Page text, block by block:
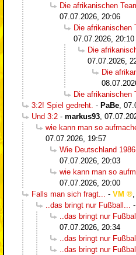
Die afrikanischen
07.07.2026, 20:06
Die afrikanischen
07.07.2026, 20:10
Die
07.07.2026,
Die
Die afrikanischen
3:2! Spiel gedreht. - PaBe
Und 3:2 - markus93
wie kann man so
07.07.2026, 19:57
Wie Deutschland
07.07.2026, 20:03
wie kann man so
07.07.2026, 20:00
Falls man sich fragt...
- VM
..das bringt nur Fußball...
-
..das bringt nur
07.07.2026, 20:34
..das bringt nur
..das bringt nur